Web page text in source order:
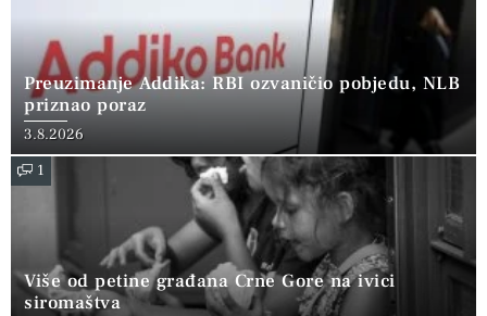
Preuzimanje Addika: RBI ozvaničio pobjedu, NLB
priznao poraz
3.8.2026
1
Više od petine građana Crne Gore na ivici
siromaštva